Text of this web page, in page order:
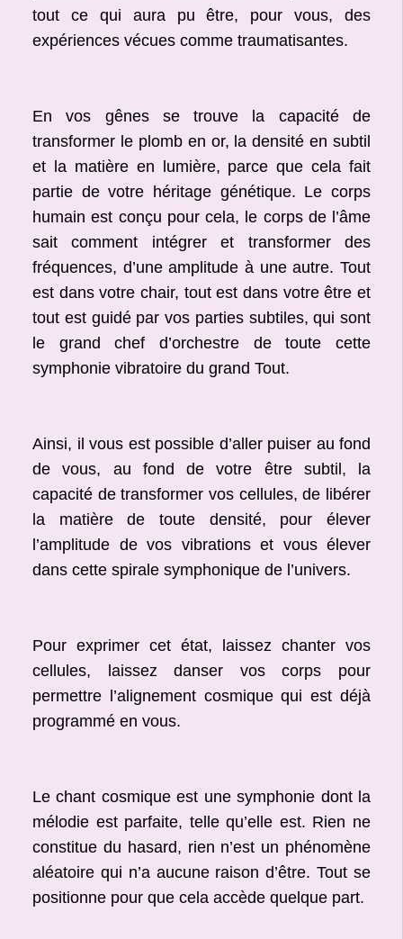
tout ce qui aura pu être, pour vous, des
expériences vécues comme traumatisantes.
En vos gênes se trouve la capacité de
transformer le plomb en or, la densité en subtil
et la matière en lumière, parce que cela fait
partie de votre héritage génétique. Le corps
humain est conçu pour cela, le corps de l’âme
sait comment intégrer et transformer des
fréquences, d’une amplitude à une autre. Tout
est dans votre chair, tout est dans votre être et
tout est guidé par vos parties subtiles, qui sont
le grand chef d’orchestre de toute cette
symphonie vibratoire du grand Tout.
Ainsi, il vous est possible d’aller puiser au fond
de vous, au fond de votre être subtil, la
capacité de transformer vos cellules, de libérer
la matière de toute densité, pour élever
l’amplitude de vos vibrations et vous élever
dans cette spirale symphonique de l’univers.
Pour exprimer cet état, laissez chanter vos
cellules, laissez danser vos corps pour
permettre l’alignement cosmique qui est déjà
programmé en vous.
Le chant cosmique est une symphonie dont la
mélodie est parfaite, telle qu’elle est. Rien ne
constitue du hasard, rien n’est un phénomène
aléatoire qui n’a aucune raison d’être. Tout se
positionne pour que cela accède quelque part.